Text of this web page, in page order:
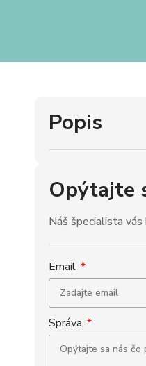
Popis
Opýtajte
Náš špecialista
Email
Správa